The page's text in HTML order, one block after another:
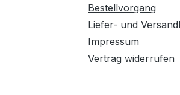
Bestellvorgang
Liefer- und
Impressum
Vertrag widerrufen